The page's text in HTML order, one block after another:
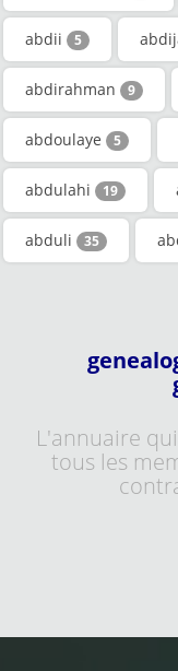
abdii 5
abdirahman 9
abdoulaye 5
abdulahi 19
abduli 35
L'annuaire
tous les